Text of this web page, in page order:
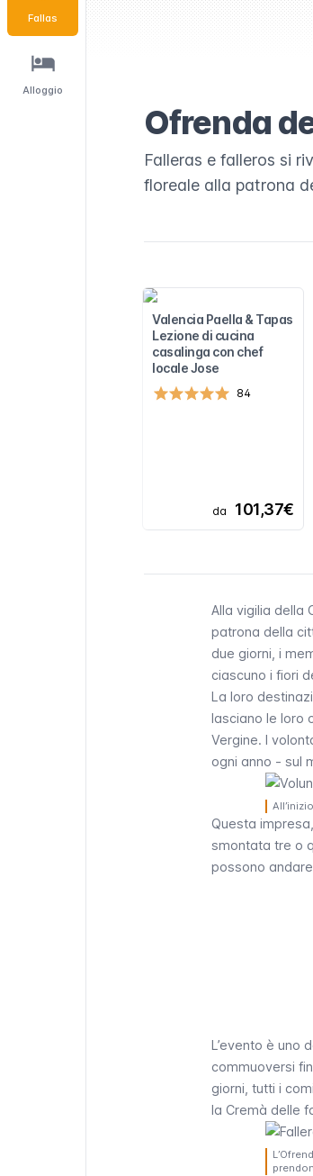
Fallas
Alloggio
Ofrenda
Falleras e falleros si
floreale alla patrona
Valencia Paella & Tapas
Lezione di cucina
casalinga con chef
locale Jose
84
da 101,37€
Alla vigilia della
patrona della
due giorni, i
ciascuno i fiori
La loro
lasciano le loro
Vergine. I
ogni anno - sul
Questa
smontata tre o
possono
L’evento è uno
commuoversi
giorni, tutti i
la Cremà delle